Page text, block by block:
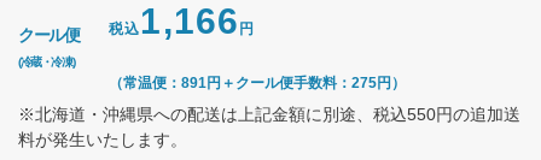
クール便
(冷蔵・冷凍)
税込1,166 円
（常温便：891円＋クール便手数料：275円）
※北海道・沖縄県への配送は上記金額に別途、税込550円の追加送
料が発生いたします。